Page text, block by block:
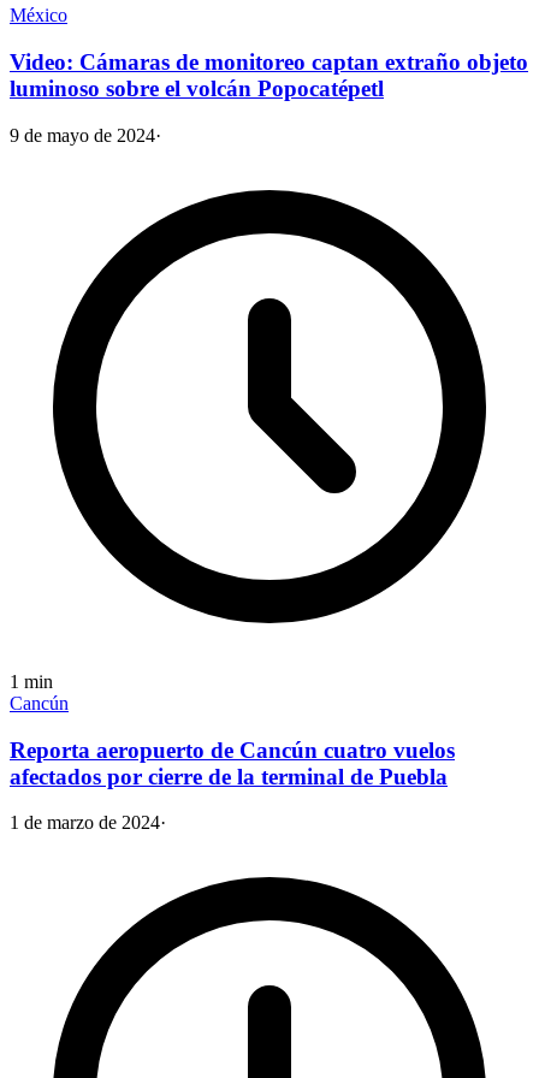
México
Video: Cámaras de monitoreo captan extraño objeto
luminoso sobre el volcán Popocatépetl
9 de mayo de 2024·
1 min
Cancún
Reporta aeropuerto de Cancún cuatro vuelos
afectados por cierre de la terminal de Puebla
1 de marzo de 2024·